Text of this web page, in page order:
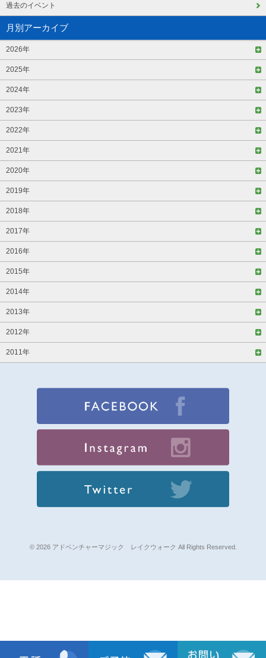
過去のイベント
月別アーカイブ
2026年
2025年
2024年
2023年
2022年
2021年
2020年
2019年
2018年
2017年
2016年
2015年
2014年
2013年
2012年
2011年
© 2026 アドベンチャーマジック レイクウォーク All Rights Reserved.